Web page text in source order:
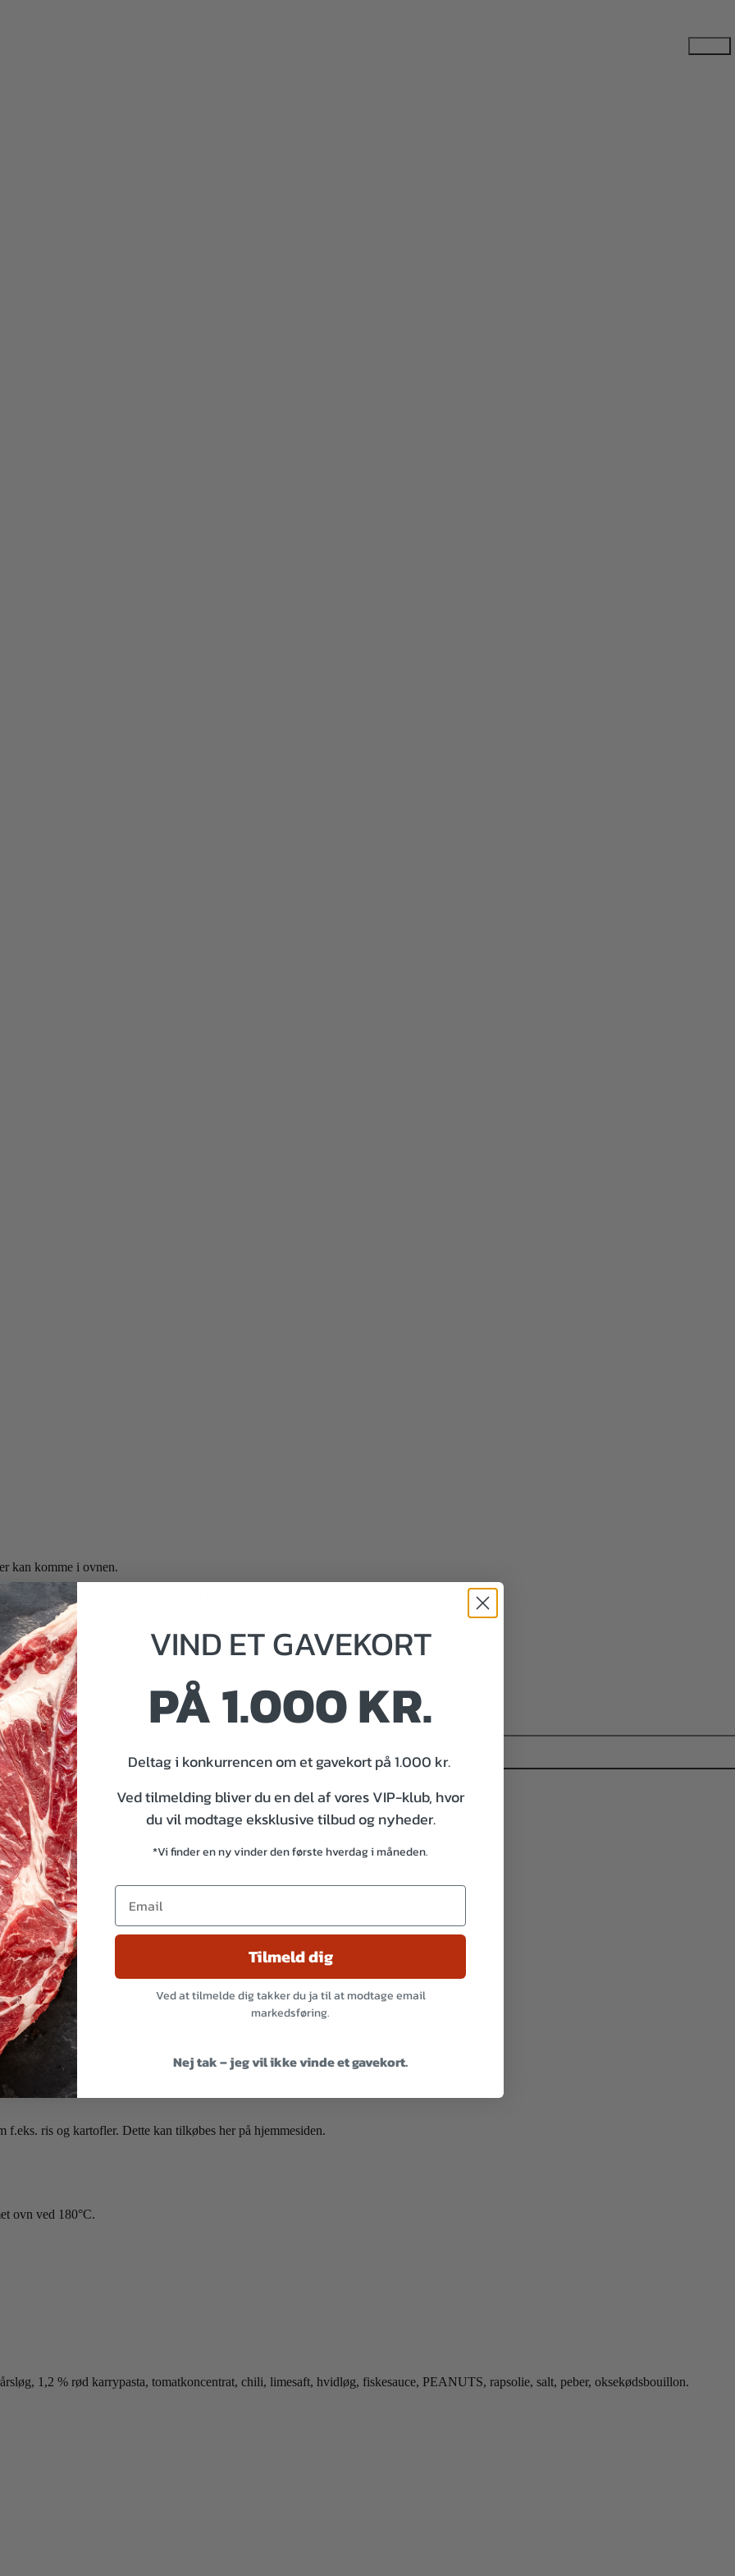
kan komme i ovnen.
og kartofler. Dette kan tilkøbes her på hjemmesiden.
af håndplukket kylling.
er evt med et stykke brød til
ris og kartofler. Dette kan tilkøbes her på hjemmesiden.
ovn ved 180°C.
1,2 % rød karrypasta, tomatkoncentrat, chili, limesaft, hvidløg, fiskesauce, PEANUTS, rapsolie, salt, peber, oksekødsbouillon.
VINDETGAVEKORT
PÅ 1.000 KR.
Deltag i konkurrencen om et gavekort på 1.000 kr.
Ved tilmelding bliver du en del af vores VIP-klub, hvor
du vil modtage eksklusive tilbud og nyheder.
*Vi finder en ny vinder den første hverdag i måneden.
Tilmeld dig
Ved at tilmelde dig takker du ja til at modtage email
markedsføring.
Nej tak – jeg vil ikke vinde et gavekort.